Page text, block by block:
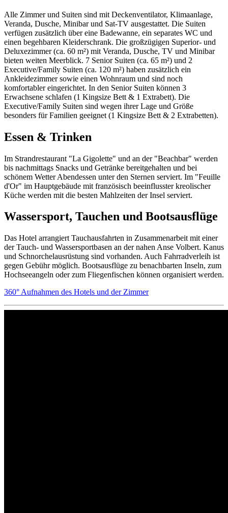
Alle Zimmer und Suiten sind mit Deckenventilator, Klimaanlage,
Veranda, Dusche, Minibar und Sat-TV ausgestattet. Die Suiten
verfügen zusätzlich über eine Badewanne, ein separates WC und
einen begehbaren Kleiderschrank. Die großzügigen Superior- und
Deluxezimmer (ca. 60 m²) mit Veranda, Dusche, TV und Minibar
bieten weiten Meerblick. 7 Senior Suiten (ca. 65 m²) und 2
Executive/Family Suiten (ca. 120 m²) haben zusätzlich ein
Ankleidezimmer sowie einen Wohnraum und sind noch
komfortabler eingerichtet. In den Senior Suiten können 3
Erwachsene schlafen (1 Kingsize Bett & 1 Extrabett). Die
Executive/Family Suiten sind wegen ihrer Lage und Größe
besonders für Familien geeignet (1 Kingsize Bett & 2 Extrabetten).
Essen & Trinken
Im Strandrestaurant "La Gigolette" und an der "Beachbar" werden
bis nachmittags Snacks und Getränke bereitgehalten und bei
schönem Wetter Abendessen unter den Sternen serviert. Im "Feuille
d'Or" im Hauptgebäude mit französisch beeinflusster kreolischer
Küche werden mit die besten Mahlzeiten der Insel serviert.
Wassersport, Tauchen und Bootsausflüge
Das Hotel arrangiert Tauchausfahrten in Zusammenarbeit mit einer
der Tauch- und Wassersportbasen an der nahen Anse Volbert. Kanus
und Schnorchelausrüstung sind vorhanden. Auch Fahrradverleih ist
gegen Gebühr möglich. Bootsausflüge zu benachbarten Inseln, zum
Hochseeangeln oder zum Fliegenfischen können organisiert werden.
360° Aufnahmen des Hotels und der Zimmer